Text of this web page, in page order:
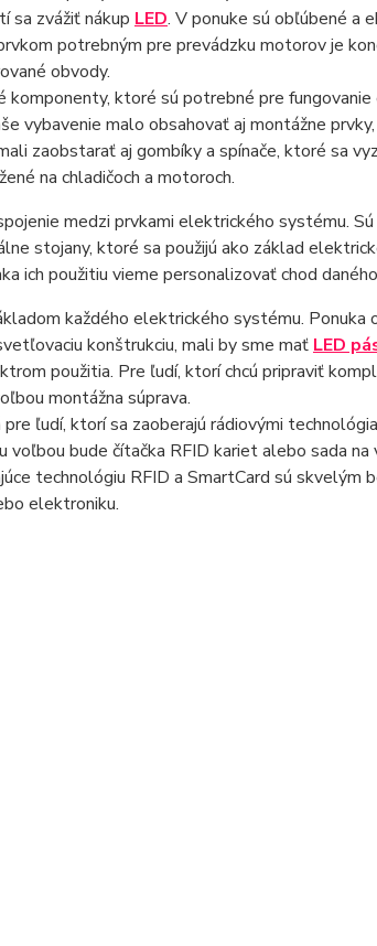
sa zvážiť nákup LED. V ponuke sú obľúbené a
potrebným pre prevádzku motorov je
obvody.
komponenty, ktoré sú potrebné pre
vybavenie malo obsahovať aj montážne
zaobstarať aj gombíky a spínače, ktoré sa
na chladičoch a motoroch.
medzi prvkami elektrického systému.
stojany, ktoré sa použijú ako základ
ich použitiu vieme personalizovať chod
každého elektrického systému. Ponuka
konštrukciu, mali by sme mať LED
použitia. Pre ľudí, ktorí chcú pripraviť
montážna súprava.
ľudí, ktorí sa zaoberajú rádiovými
bude čítačka RFID kariet alebo sada
technológiu RFID a SmartCard sú skvelým
elektroniku.